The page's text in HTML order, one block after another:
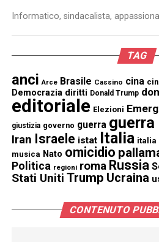
Informatico, sindacalista,
TAG
anci Arce Brasile Cassino cina
Democrazia diritti Donald Trump
editoriale Elezioni
giustizia governo guerra
Iran Israele istat Italia italia
musica Nato omicidio
Politica regioni roma Russia
Stati Uniti Trump Ucraina
CONTENUTO